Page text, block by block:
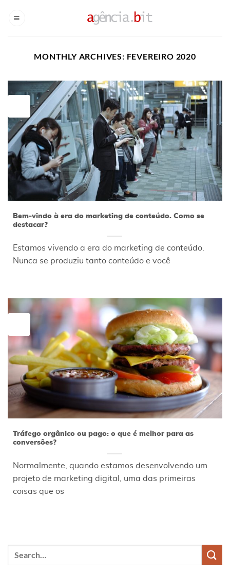
MONTHLY ARCHIVES: FEVEREIRO 2020
Bem-vindo à era do marketing de conteúdo. Como se
destacar?
Estamos vivendo a era do marketing de conteúdo.
Nunca se produziu tanto conteúdo e você
Tráfego orgânico ou pago: o que é melhor para as
conversões?
Normalmente, quando estamos desenvolvendo um
projeto de marketing digital, uma das primeiras
coisas que os